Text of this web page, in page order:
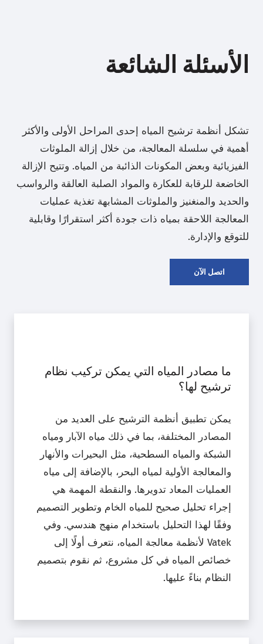
الأسئلة الشائعة
تشكل أنظمة ترشيح المياه إحدى المراحل الأولى والأكثر
أهمية في سلسلة المعالجة، من خلال إزالة الملوثات
الفيزيائية وبعض المكونات الذائبة من المياه. وتتيح الإزالة
الخاضعة للرقابة للعكارة والمواد الصلبة العالقة والرواسب
والحديد والمنغنيز والملوثات المشابهة تغذية عمليات
المعالجة اللاحقة بمياه ذات جودة أكثر استقرارًا وقابلية
للتوقع والإدارة.
اتصل الآن
ما مصادر المياه التي يمكن تركيب نظام
ترشيح لها؟
يمكن تطبيق أنظمة الترشيح على العديد من
المصادر المختلفة، بما في ذلك مياه الآبار ومياه
الشبكة والمياه السطحية، مثل البحيرات والأنهار
والمعالجة الأولية لمياه البحر، بالإضافة إلى مياه
العمليات المعاد تدويرها. والنقطة المهمة هي
إجراء تحليل صحيح للمياه الخام وتطوير التصميم
وفقًا لهذا التحليل باستخدام منهج هندسي. وفي
Vatek لأنظمة معالجة المياه، نتعرف أولًا إلى
خصائص المياه في كل مشروع، ثم نقوم بتصميم
النظام بناءً عليها.